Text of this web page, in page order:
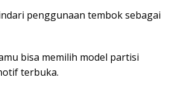
penggunaan tembok sebagai
bisa memilih model partisi
terbuka.